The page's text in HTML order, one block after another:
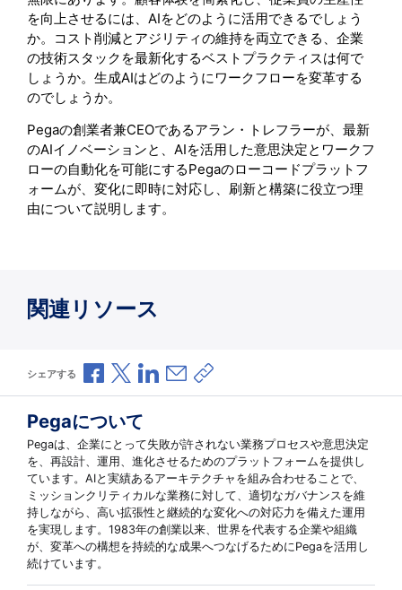
を向上させるには、AIをどのように活用できるでしょう
か。コスト削減とアジリティの維持を両立できる、企業
の技術スタックを最新化するベストプラクティスは何で
しょうか。生成AIはどのようにワークフローを変革する
のでしょうか。
Pegaの創業者兼CEOであるアラン・トレフラーが、最新
のAIイノベーションと、AIを活用した意思決定とワークフ
ローの自動化を可能にするPegaのローコードプラットフ
ォームが、変化に即時に対応し、刷新と構築に役立つ理
由について説明します。
関連リソース
シェアする Facebookで共有
Xで共有LinkedInで共有
メールで共有
共有リンクをコピー
Pegaについて
Pegaは、企業にとって失敗が許されない業務プロセスや意思決定
を、再設計、運用、進化させるためのプラットフォームを提供し
ています。AIと実績あるアーキテクチャを組み合わせることで、
ミッションクリティカルな業務に対して、適切なガバナンスを維
持しながら、高い拡張性と継続的な変化への対応力を備えた運用
を実現します。1983年の創業以来、世界を代表する企業や組織
が、変革への構想を持続的な成果へつなげるためにPegaを活用し
続けています。